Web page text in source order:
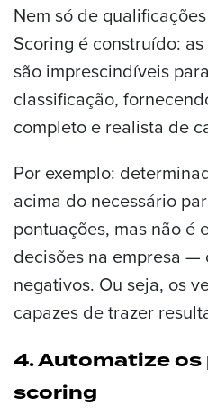
Nem só de
Scoring é construído:
são imprescindíveis
classificação,
completo e realista de
Por exemplo:
acima do necessário
pontuações, mas não é
decisões na empresa
negativos. Ou seja, os
capazes de trazer
4. Automatize os
scoring